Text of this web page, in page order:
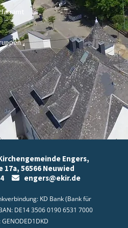
Engers,
17a, 56566 Neuwied
engers@ekir.de
KD Bank (Bank für
DE14 3506 0190 6531 7000
GENODED1DKD